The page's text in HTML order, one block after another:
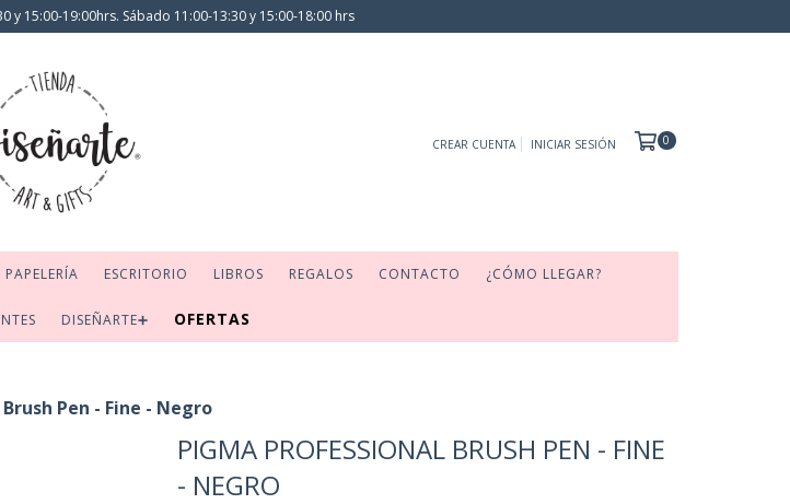
y 15:00-19:00hrs. Sábado 11:00-13:30 y 15:00-18:00 hrs
CREAR CUENTA INICIAR SESIÓN 0
PAPELERÍA ESCRITORIO LIBROS REGALOS CONTACTO ¿CÓMO LLEGAR?
DISEÑARTE➕ OFERTAS
Pen - Fine - Negro
PIGMA PROFESSIONAL BRUSH PEN - FINE
- NEGRO